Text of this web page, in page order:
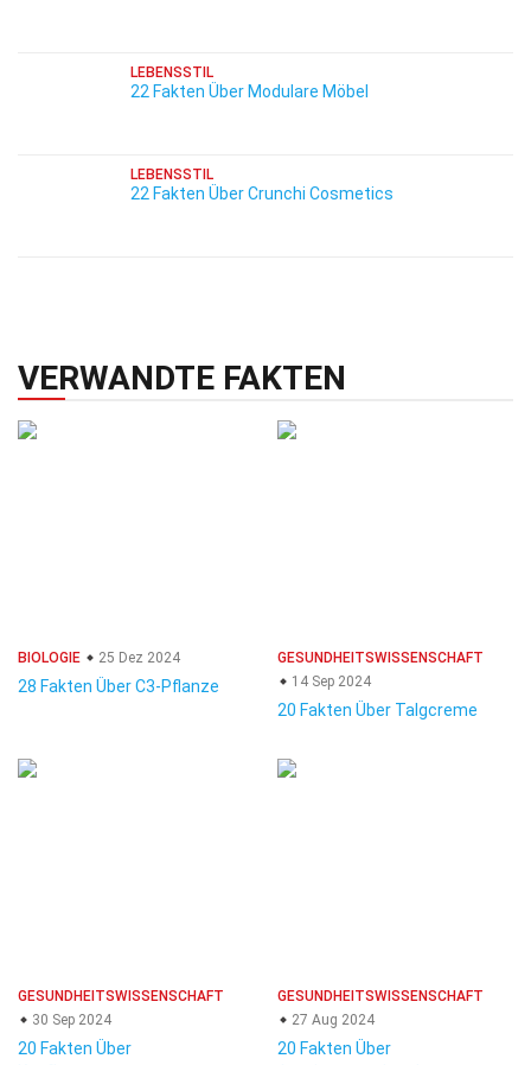
LEBENSSTIL
22 Fakten Über Modulare Möbel
LEBENSSTIL
22 Fakten Über Crunchi Cosmetics
VERWANDTE FAKTEN
BIOLOGIE 25 Dez 2024
28 Fakten Über C3-Pflanze
GESUNDHEITSWISSENSCHAFT
14 Sep 2024
20 Fakten Über Talgcreme
GESUNDHEITSWISSENSCHAFT
30 Sep 2024
20 Fakten Über
GESUNDHEITSWISSENSCHAFT
27 Aug 2024
20 Fakten Über